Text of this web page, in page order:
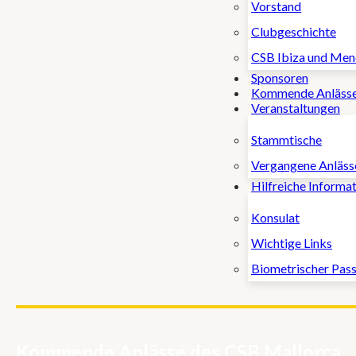
Vorstand
Clubgeschichte
CSB Ibiza und
Sponsoren
Kommende
Veranstaltungen
Stammtische
Vergangene
Hilfreiche
Konsulat
Wichtige Links
Biometrischer Pass